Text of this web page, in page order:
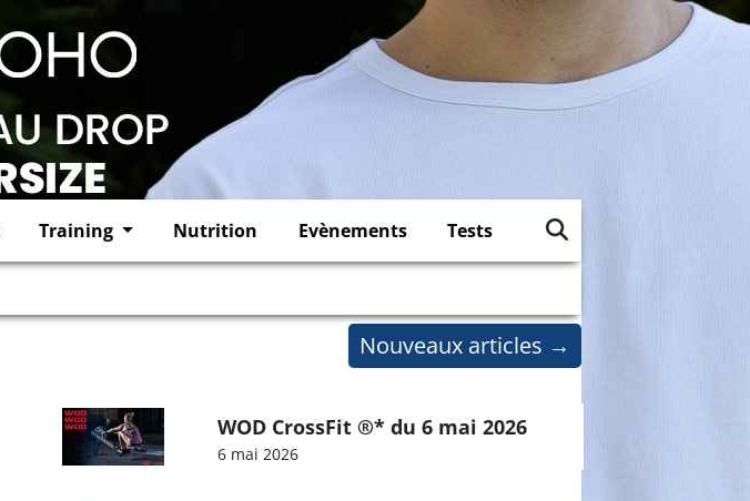
Training Nutrition Evènements Tests
Nouveaux articles →
WOD CrossFit ®* du 6 mai 2026
6 mai 2026